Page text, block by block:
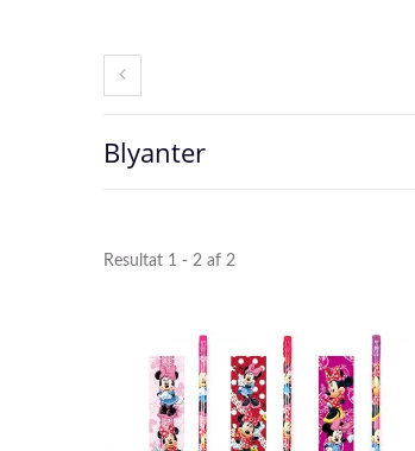
Blyanter
Resultat 1 - 2 af 2